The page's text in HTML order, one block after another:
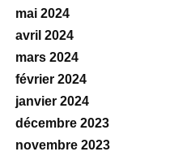
mai 2024
avril 2024
mars 2024
février 2024
janvier 2024
décembre 2023
novembre 2023